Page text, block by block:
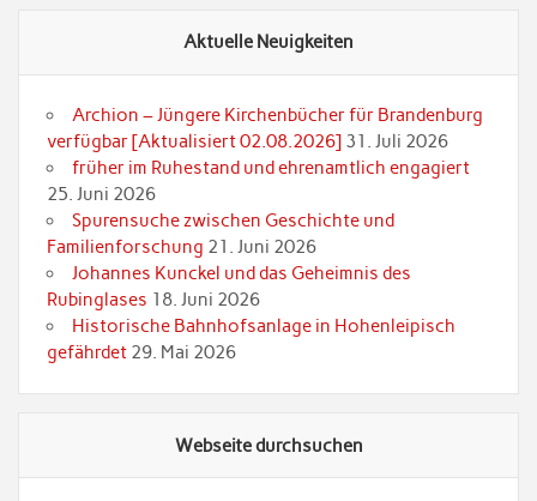
Aktuelle Neuigkeiten
Archion – Jüngere Kirchenbücher für Brandenburg
verfügbar [Aktualisiert 02.08.2026] 31. Juli 2026
früher im Ruhestand und ehrenamtlich engagiert
25. Juni 2026
Spurensuche zwischen Geschichte und
Familienforschung 21. Juni 2026
Johannes Kunckel und das Geheimnis des
Rubinglases 18. Juni 2026
Historische Bahnhofsanlage in Hohenleipisch
gefährdet 29. Mai 2026
Webseite durchsuchen